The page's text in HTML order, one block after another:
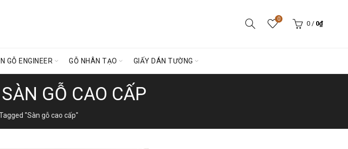
0
0 / 0₫
GỖ ENGINEER GỖ NHÂN TẠO GIẤY DÁN TƯỜNG
GỖ CAO CẤP
"Sàn gỗ cao cấp"